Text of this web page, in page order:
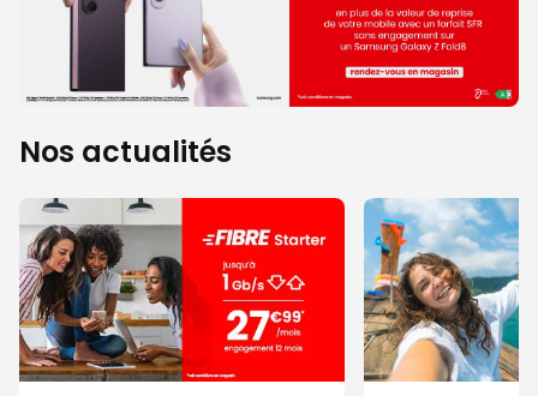
Nos actualités